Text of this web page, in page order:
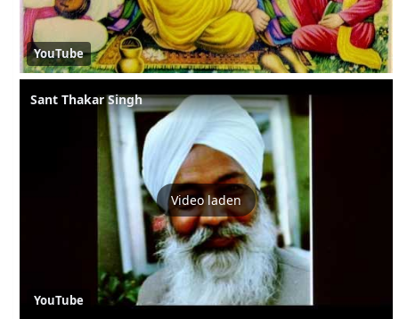
YouTube
Sant Thakar Singh
Video laden
YouTube